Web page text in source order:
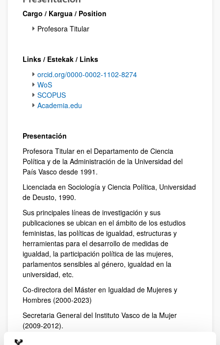
Cargo / Kargua / Position
Profesora Titular
Links / Estekak / Links
orcid.org/0000-0002-1102-8274
WoS
SCOPUS
Academia.edu
Presentación
Profesora Titular en el Departamento de Ciencia
Política y de la Administración de la Universidad del
País Vasco desde 1991.
Licenciada en Sociología y Ciencia Política, Universidad
de Deusto, 1990.
Sus principales líneas de investigación y sus
publicaciones se ubican en el ámbito de los estudios
feministas, las políticas de igualdad, estructuras y
herramientas para el desarrollo de medidas de
igualdad, la participación política de las mujeres,
parlamentos sensibles al género, igualdad en la
universidad, etc.
Co-directora del Máster en Igualdad de Mujeres y
Hombres (2000-2023)
Secretaria General del Instituto Vasco de la Mujer
(2009-2012).
Presidenta de la Asociación Española de Ciencia